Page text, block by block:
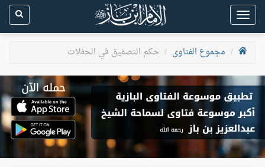
Toggle
navigation
مجموع الفتاوى
حكم التصفيق في الحفلات